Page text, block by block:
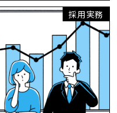
採用実務